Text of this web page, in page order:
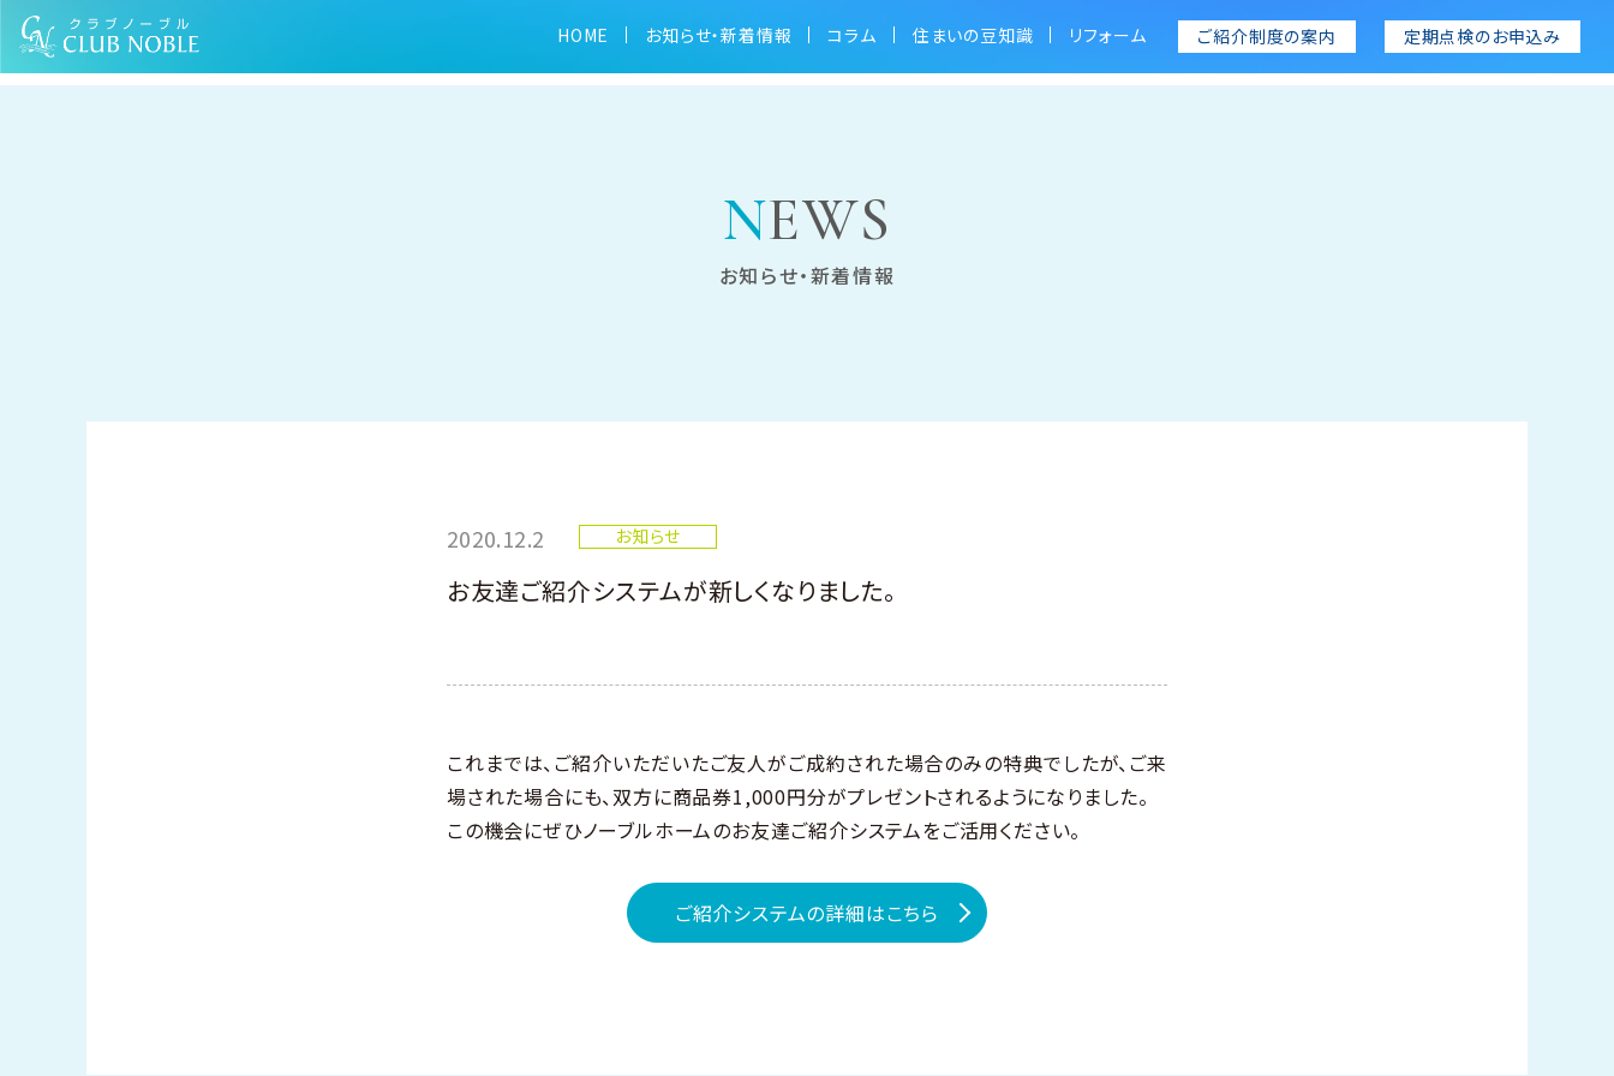
HOME お知らせ・新着情報 コラム 住まいの豆知識 リフォーム ご紹介制度の案内 定期点検のお申込み
NEWS
お知らせ・新着情報
TOP お知らせ お友達ご紹介システムが新しくなりました。
2020.12.2 お知らせ
お友達ご紹介システムが新しくなりました。
これまでは、ご紹介いただいたご友人がご成約された場合のみの特典でしたが、ご来
場された場合にも、双方に商品券1,000円分がプレゼントされるようになりました。
この機会にぜひノーブルホームのお友達ご紹介システムをご活用ください。
ご紹介システムの詳細はこちら